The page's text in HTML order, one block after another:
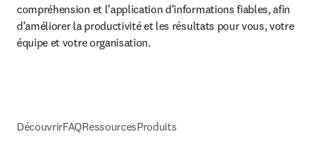
compréhension et l’application d’informations fiables, afin
d’améliorer la productivité et les résultats pour vous, votre
équipe et votre organisation.
DécouvrirFAQRessourcesProduits